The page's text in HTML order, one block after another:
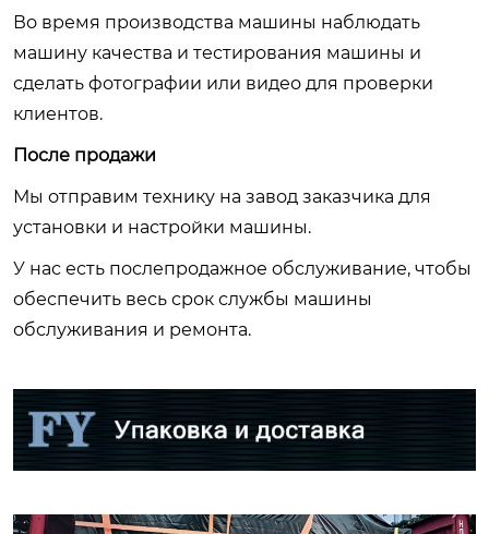
Во время производства машины наблюдать
машину качества и тестирования машины и
сделать фотографии или видео для проверки
клиентов.
После продажи
Мы отправим технику на завод заказчика для
установки и настройки машины.
У нас есть послепродажное обслуживание, чтобы
обеспечить весь срок службы машины
обслуживания и ремонта.